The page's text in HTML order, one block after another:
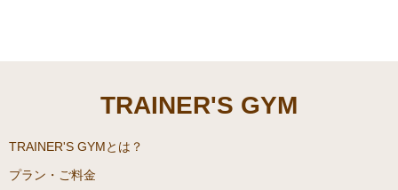
混ぜて飲み物にすることもあ
のか。どのような効果がある
のかなどについてご紹介して
いますが、一体どのような栄
TRAINER'S GYM
TRAINER'S GYMとは？
プラン・ご料金